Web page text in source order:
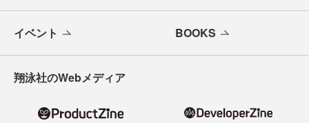
イベント BOOKS
翔泳社のWebメディア